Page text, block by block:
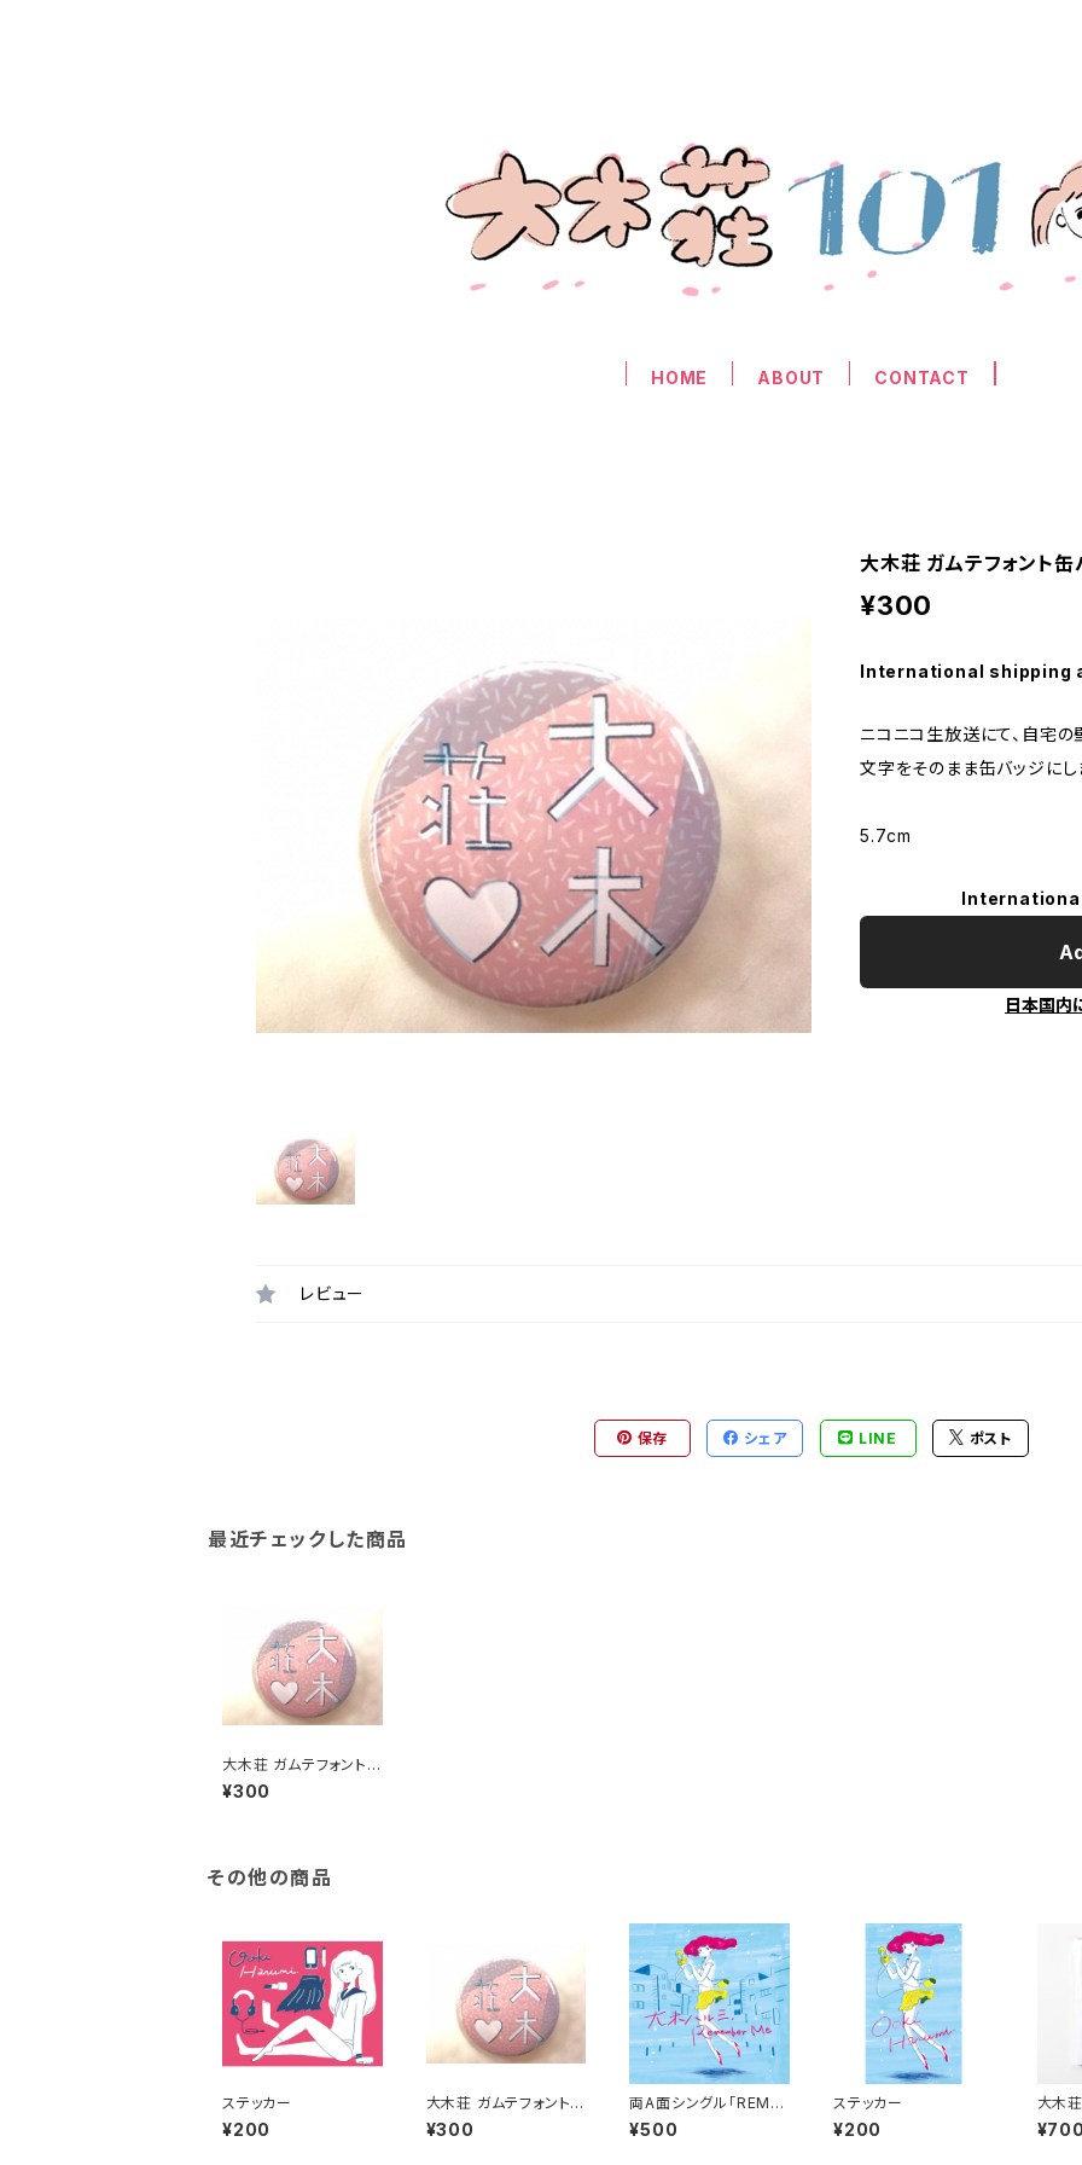
HOME ABOUT CONTACT
大木荘 ガムテフォント缶
¥300
International shipping
ニコニコ生放送にて、自宅の
文字をそのまま缶バッジにし
5.7cm
日本国内
レビュー
保存 シェア LINE ポスト
最近チェックした商品
大木荘 ガムテフォント缶
バッジ
¥300
その他の商品
ステッカー
¥200
大木荘 ガムテフォント缶
バッジ
¥300
両A面シングル「REME
MBER ME」 Warp/ノ
ットリノットラレ
¥500
ステッカー
¥200
大木